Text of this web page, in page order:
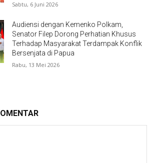
Sabtu, 6 Juni 2026
Audiensi dengan Kemenko Polkam,
Senator Filep Dorong Perhatian Khusus
Terhadap Masyarakat Terdampak Konflik
Bersenjata di Papua
Rabu, 13 Mei 2026